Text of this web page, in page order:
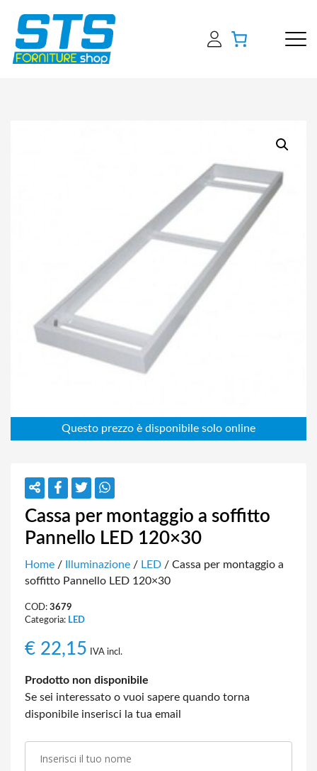
Cassa per montaggio a soffitto
Pannello LED 120×30
Home / Illuminazione / LED / Cassa per montaggio a
soffitto Pannello LED 120×30
COD: 3679
Categoria: LED
€ 22,15 IVA incl.
Prodotto non disponibile
Se sei interessato o vuoi sapere quando torna
disponibile inserisci la tua email